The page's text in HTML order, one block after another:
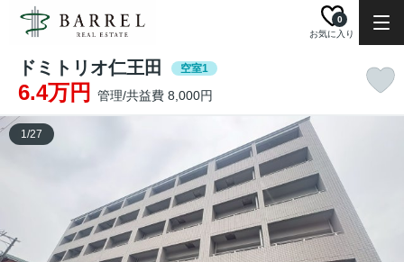
お気に入り
0
ドミトリオ仁王田 空室1
6.4万円 管理/共益費 8,000円
1/27